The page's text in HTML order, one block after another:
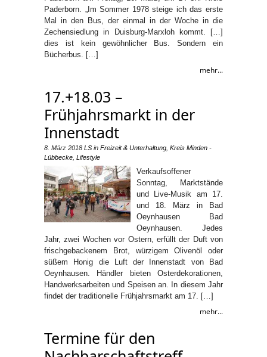
Paderborn. „Im Sommer 1978 steige ich das erste
Mal in den Bus, der einmal in der Woche in die
Zechensiedlung in Duisburg-Marxloh kommt. […]
dies ist kein gewöhnlicher Bus. Sondern ein
Bücherbus. […]
mehr...
17.+18.03 –
Frühjahrsmarkt in der
Innenstadt
8. März 2018 LS in Freizeit & Unterhaltung Kreis Minden -
Lübbecke Lifestyle
Verkaufsoffener
Sonntag, Marktstände
und Live-Musik am 17.
und 18. März in Bad
Oeynhausen Bad
Oeynhausen. Jedes
Jahr, zwei Wochen vor Ostern, erfüllt der Duft von
frischgebackenem Brot, würzigem Olivenöl oder
süßem Honig die Luft der Innenstadt von Bad
Oeynhausen. Händler bieten Osterdekorationen,
Handwerksarbeiten und Speisen an. In diesem Jahr
findet der traditionelle Frühjahrsmarkt am 17. […]
mehr...
Termine für den